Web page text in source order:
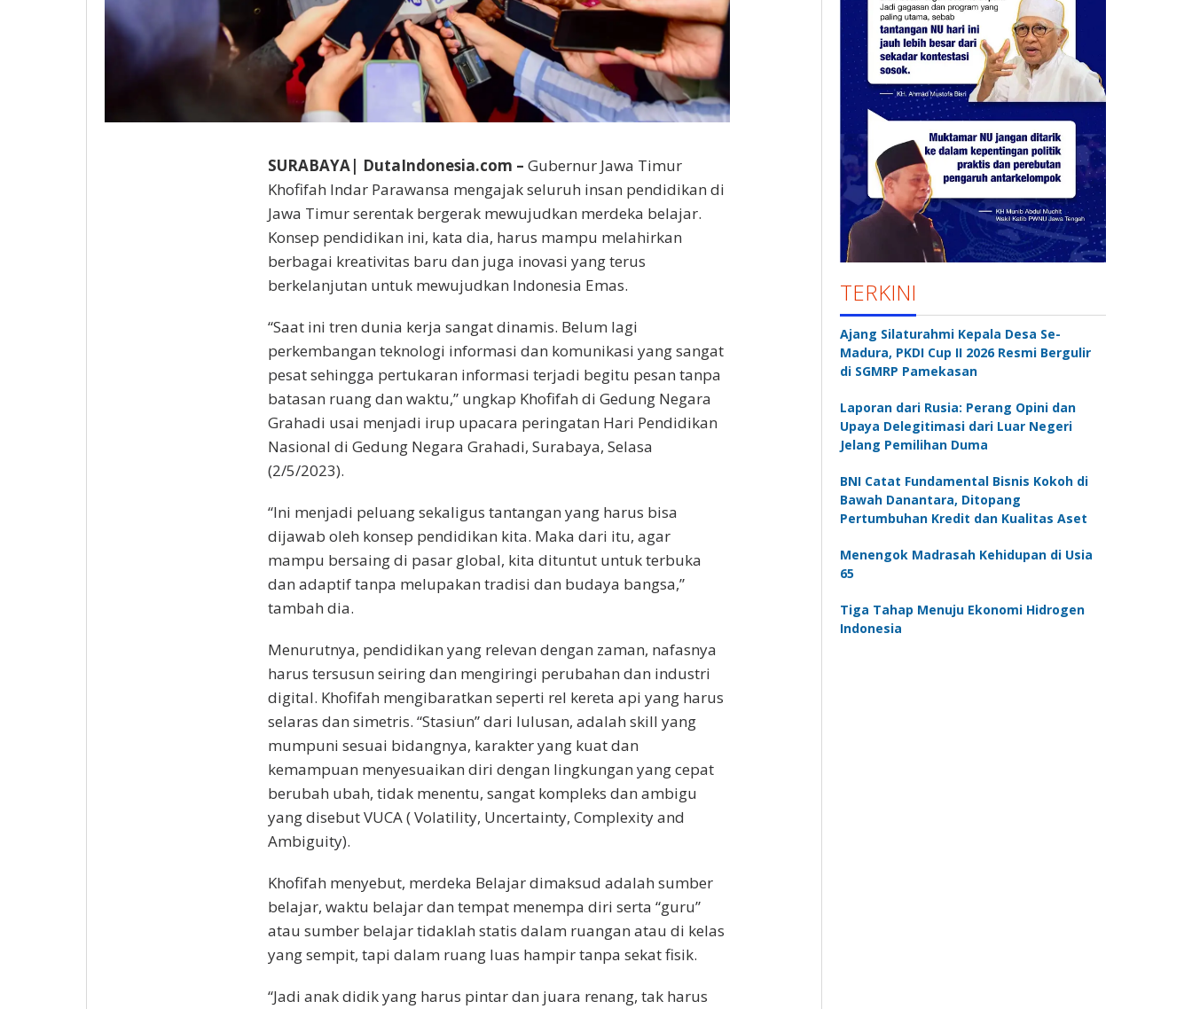
SURABAYA| DutaIndonesia.com – Gubernur Jawa Timur
Khofifah Indar Parawansa mengajak seluruh insan pendidikan di
Jawa Timur serentak bergerak mewujudkan merdeka belajar.
Konsep pendidikan ini, kata dia, harus mampu melahirkan
berbagai kreativitas baru dan juga inovasi yang terus
berkelanjutan untuk mewujudkan Indonesia Emas.
“Saat ini tren dunia kerja sangat dinamis. Belum lagi
perkembangan teknologi informasi dan komunikasi yang sangat
pesat sehingga pertukaran informasi terjadi begitu pesan tanpa
batasan ruang dan waktu,” ungkap Khofifah di Gedung Negara
Grahadi usai menjadi irup upacara peringatan Hari Pendidikan
Nasional di Gedung Negara Grahadi, Surabaya, Selasa
(2/5/2023).
“Ini menjadi peluang sekaligus tantangan yang harus bisa
dijawab oleh konsep pendidikan kita. Maka dari itu, agar
mampu bersaing di pasar global, kita dituntut untuk terbuka
dan adaptif tanpa melupakan tradisi dan budaya bangsa,”
tambah dia.
Menurutnya, pendidikan yang relevan dengan zaman, nafasnya
harus tersusun seiring dan mengiringi perubahan dan industri
digital. Khofifah mengibaratkan seperti rel kereta api yang harus
selaras dan simetris. “Stasiun” dari lulusan, adalah skill yang
mumpuni sesuai bidangnya, karakter yang kuat dan
kemampuan menyesuaikan diri dengan lingkungan yang cepat
berubah ubah, tidak menentu, sangat kompleks dan ambigu
yang disebut VUCA ( Volatility, Uncertainty, Complexity and
Ambiguity).
Khofifah menyebut, merdeka Belajar dimaksud adalah sumber
belajar, waktu belajar dan tempat menempa diri serta “guru”
atau sumber belajar tidaklah statis dalam ruangan atau di kelas
yang sempit, tapi dalam ruang luas hampir tanpa sekat fisik.
“Jadi anak didik yang harus pintar dan juara renang, tak harus
TERKINI
Ajang Silaturahmi Kepala Desa Se-
Madura, PKDI Cup II 2026 Resmi Bergulir
di SGMRP Pamekasan
Laporan dari Rusia: Perang Opini dan
Upaya Delegitimasi dari Luar Negeri
Jelang Pemilihan Duma
BNI Catat Fundamental Bisnis Kokoh di
Bawah Danantara, Ditopang
Pertumbuhan Kredit dan Kualitas Aset
Menengok Madrasah Kehidupan di Usia
65
Tiga Tahap Menuju Ekonomi Hidrogen
Indonesia